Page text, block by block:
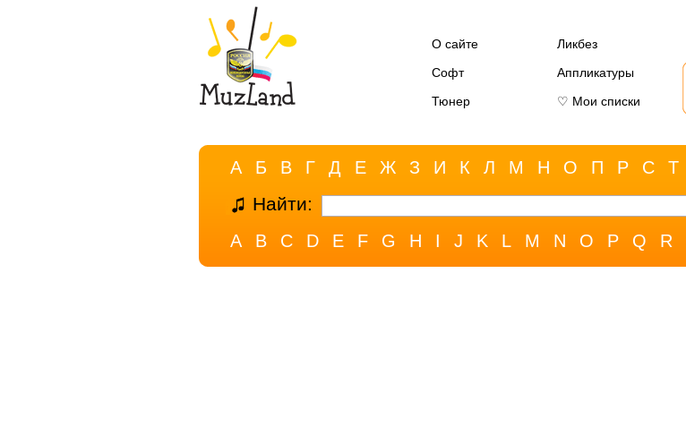
О сайте
Ликбез
Софт
Аппликатуры
Тюнер
♡ Мои списки
А Б В Г Д Е Ж З И К Л М Н О П Р С Т
Найти:
A B C D E F G H I J K L M N O P Q R